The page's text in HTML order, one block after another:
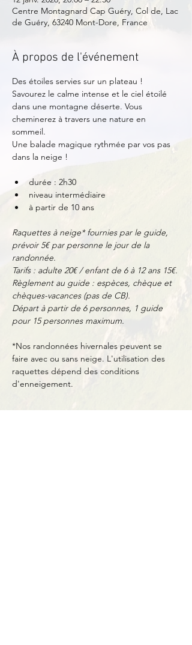
Centre Montagnard Cap Guéry, Col de, Lac
de Guéry, 63240 Mont-Dore, France
À propos de l'événement
Des étoiles servies sur un plateau !
Savourez le calme intense et le ciel étoilé
dans une montagne déserte. Vous
cheminerez à travers une nature en
sommeil.
Une balade magique rythmée par vos pas
dans la neige !
durée : 2h30
niveau intermédiaire
à partir de 10 ans
Raquettes à neige* fournies par le guide,
prévoir 5€ par personne le jour de la
randonnée.
Tarifs : adulte 20€ / enfant de 6 à 12 ans 15€.
Règlement au guide : espèces, chèque et
chèques-vacances (pas de CB).
Départ à partir de 6 personnes, 1 guide
pour 15 personnes maximum.
*Nos randonnées hivernales peuvent se
faire avec ou sans neige. L'utilisation des
raquettes dépend des conditions
d'enneigement.